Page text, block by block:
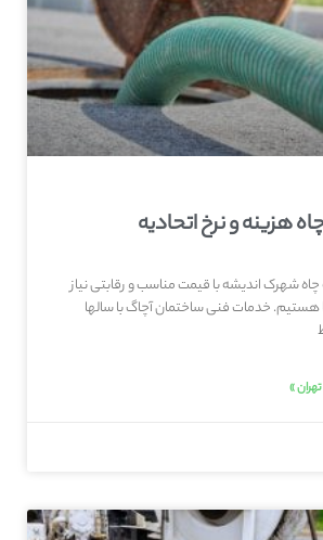
هزینه و نرخ اتحادیه
شهرک اندیشه با قیمت مناسب و رقابتی نیاز
خدمات فنی ساختمان آچاگ با سالها
»